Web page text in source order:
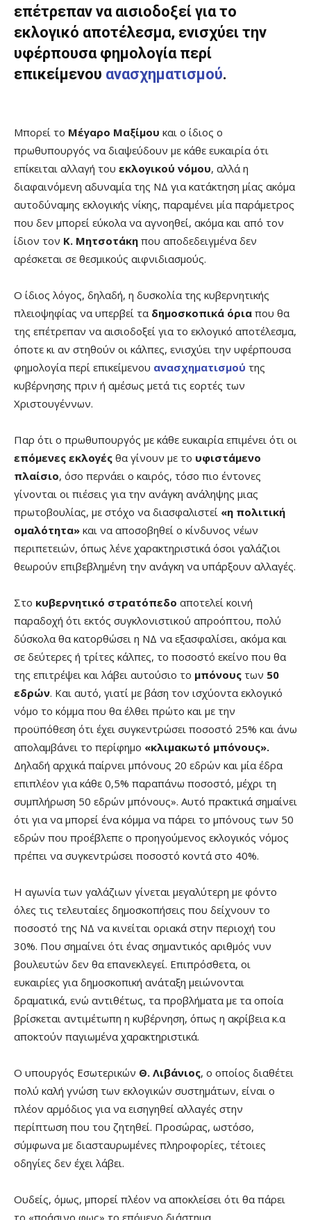
επέτρεπαν να αισιοδοξεί για το
εκλογικό αποτέλεσμα, ενισχύει την
υφέρπουσα φημολογία περί
επικείμενου ανασχηματισμού.
Μπορεί το Μέγαρο Μαξίμου και ο ίδιος ο
πρωθυπουργός να διαψεύδουν με κάθε ευκαιρία ότι
επίκειται αλλαγή του εκλογικού νόμου, αλλά η
διαφαινόμενη αδυναμία της ΝΔ για κατάκτηση μίας ακόμα
αυτοδύναμης εκλογικής νίκης, παραμένει μία παράμετρος
που δεν μπορεί εύκολα να αγνοηθεί, ακόμα και από τον
ίδιον τον Κ. Μητσοτάκη που αποδεδειγμένα δεν
αρέσκεται σε θεσμικούς αιφνιδιασμούς.
Ο ίδιος λόγος, δηλαδή, η δυσκολία της κυβερνητικής
πλειοψηφίας να υπερβεί τα δημοσκοπικά όρια που θα
της επέτρεπαν να αισιοδοξεί για το εκλογικό αποτέλεσμα,
όποτε κι αν στηθούν οι κάλπες, ενισχύει την υφέρπουσα
φημολογία περί επικείμενου ανασχηματισμού της
κυβέρνησης πριν ή αμέσως μετά τις εορτές των
Χριστουγέννων.
Παρ ότι ο πρωθυπουργός με κάθε ευκαιρία επιμένει ότι οι
επόμενες εκλογές θα γίνουν με το υφιστάμενο
πλαίσιο, όσο περνάει ο καιρός, τόσο πιο έντονες
γίνονται οι πιέσεις για την ανάγκη ανάληψης μιας
πρωτοβουλίας, με στόχο να διασφαλιστεί «η πολιτική
ομαλότητα» και να αποσοβηθεί ο κίνδυνος νέων
περιπετειών, όπως λένε χαρακτηριστικά όσοι γαλάζιοι
θεωρούν επιβεβλημένη την ανάγκη να υπάρξουν αλλαγές.
Στο κυβερνητικό στρατόπεδο αποτελεί κοινή
παραδοχή ότι εκτός συγκλονιστικού απροόπτου, πολύ
δύσκολα θα κατορθώσει η ΝΔ να εξασφαλίσει, ακόμα και
σε δεύτερες ή τρίτες κάλπες, το ποσοστό εκείνο που θα
της επιτρέψει και λάβει αυτούσιο το μπόνους των 50
εδρών. Και αυτό, γιατί με βάση τον ισχύοντα εκλογικό
νόμο το κόμμα που θα έλθει πρώτο και με την
προϋπόθεση ότι έχει συγκεντρώσει ποσοστό 25% και άνω
απολαμβάνει το περίφημο «κλιμακωτό μπόνους».
Δηλαδή αρχικά παίρνει μπόνους 20 εδρών και μία έδρα
επιπλέον για κάθε 0,5% παραπάνω ποσοστό, μέχρι τη
συμπλήρωση 50 εδρών μπόνους». Αυτό πρακτικά σημαίνει
ότι για να μπορεί ένα κόμμα να πάρει το μπόνους των 50
εδρών που προέβλεπε ο προηγούμενος εκλογικός νόμος
πρέπει να συγκεντρώσει ποσοστό κοντά στο 40%.
Η αγωνία των γαλάζιων γίνεται μεγαλύτερη με φόντο
όλες τις τελευταίες δημοσκοπήσεις που δείχνουν το
ποσοστό της ΝΔ να κινείται οριακά στην περιοχή του
30%. Που σημαίνει ότι ένας σημαντικός αριθμός νυν
βουλευτών δεν θα επανεκλεγεί. Επιπρόσθετα, οι
ευκαιρίες για δημοσκοπική ανάταξη μειώνονται
δραματικά, ενώ αντιθέτως, τα προβλήματα με τα οποία
βρίσκεται αντιμέτωπη η κυβέρνηση, όπως η ακρίβεια κ.α
αποκτούν παγιωμένα χαρακτηριστικά.
Ο υπουργός Εσωτερικών Θ. Λιβάνιος, ο οποίος διαθέτει
πολύ καλή γνώση των εκλογικών συστημάτων, είναι ο
πλέον αρμόδιος για να εισηγηθεί αλλαγές στην
περίπτωση που του ζητηθεί. Προσώρας, ωστόσο,
σύμφωνα με διασταυρωμένες πληροφορίες, τέτοιες
οδηγίες δεν έχει λάβει.
Ουδείς, όμως, μπορεί πλέον να αποκλείσει ότι θα πάρει
το «πράσινο φως» το επόμενο διάστημα.